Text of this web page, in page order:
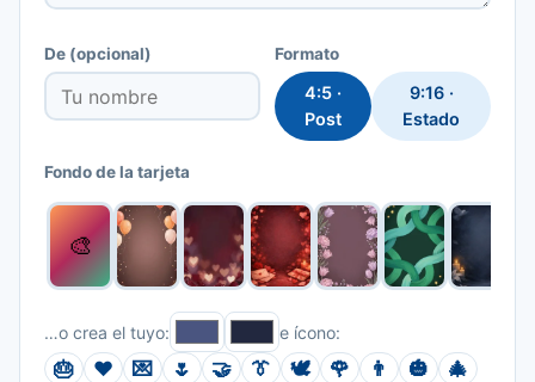
De (opcional) Formato
4:5 ·
Post
9:16 ·
Estado
Fondo de la tarjeta
🎨
…o crea el tuyo: e ícono:
🎂 ❤️ 💌 🌷 🤝 👔 🕊️ 🌹 👨 🎃
🎄